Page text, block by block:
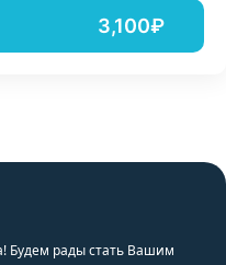
3,100₽
Будем рады стать Вашим